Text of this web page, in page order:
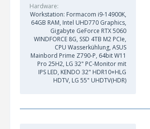
Hardware
Workstation: Formacom i9-14900K,
64GB RAM, Intel UHD770 Graphics,
Gigabyte GeForce RTX 5060
WINDFORCE 8G, SSD 4TB M2 PCIe,
CPU Wasserkühlung, ASUS
Mainbord Prime Z790-P, 64bit W11
Pro 25H2, LG 32" PC-Monitor mit
IPS LED, KENDO 32" HDR10+HLG
HDTV, LG 55" UHDTV(HDR)